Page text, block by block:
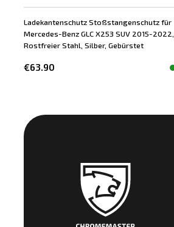
Ladekantenschutz Stoßstangenschutz für
Mercedes-Benz GLC X253 SUV 2015-2022,
Rostfreier Stahl, Silber, Gebürstet
€63.90